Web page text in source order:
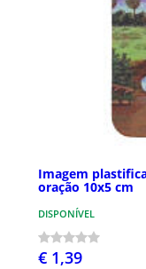
Imagem
oração 10x5 cm
DISPONÍVEL
€ 1,39